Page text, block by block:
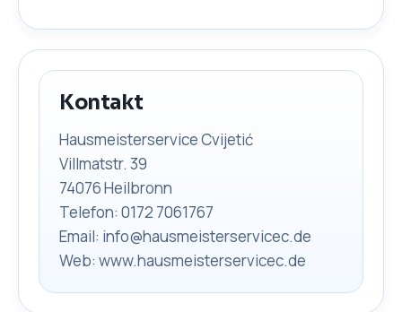
Kontakt
Hausmeisterservice Cvijetić
Villmatstr. 39
74076 Heilbronn
Telefon: 0172 7061767
Email: info@hausmeisterservicec.de
Web: www.hausmeisterservicec.de